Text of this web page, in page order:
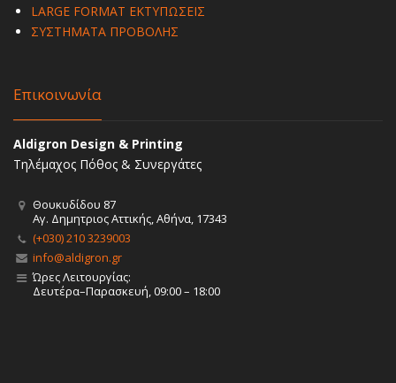
LARGE FORMAT ΕΚΤΥΠΩΣΕΙΣ
ΣΥΣΤΗΜΑΤΑ ΠΡΟΒΟΛΗΣ
Επικοινωνία
Aldigron Design & Printing
Τηλέμαχος Πόθος & Συνεργάτες
Θουκυδίδου 87
Αγ. Δημητριος Αττικής, Αθήνα, 17343
(+030) 210 3239003
info@aldigron.gr
Ώρες Λειτουργίας:
Δευτέρα–Παρασκευή, 09:00 – 18:00